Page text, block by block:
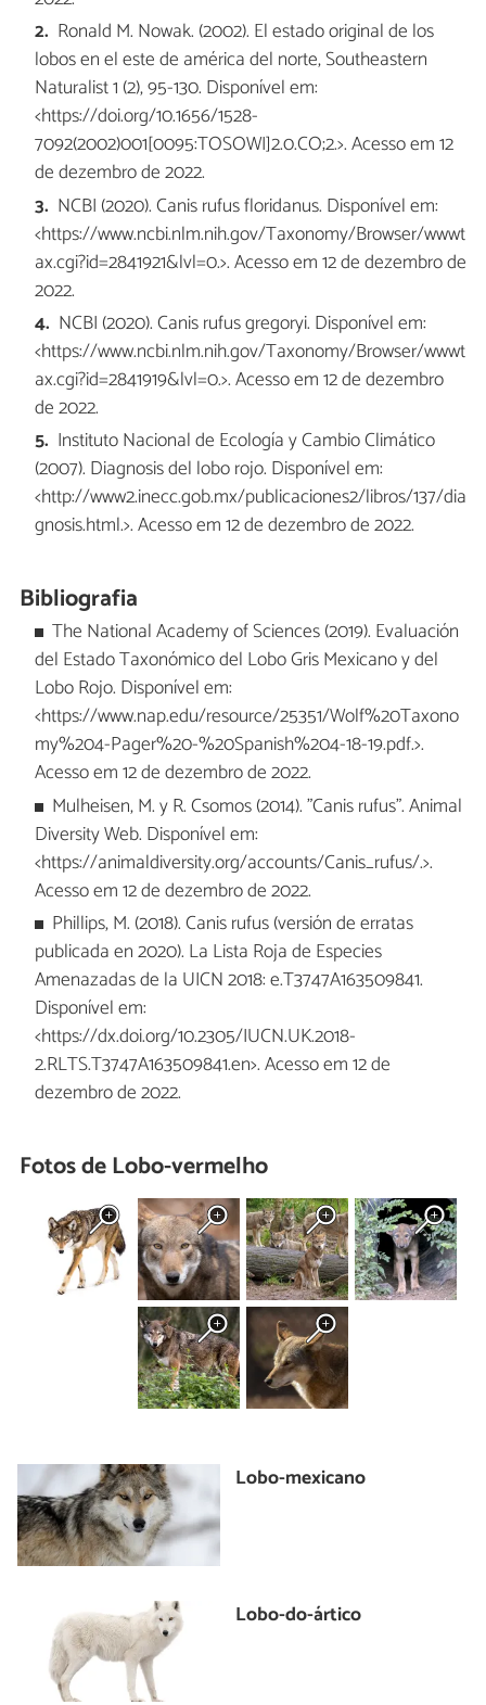
Ronald M. Nowak. (2002). El estado original de los
lobos en el este de américa del norte, Southeastern
Naturalist 1 (2), 95-130. Disponível em:
<https://doi.org/10.1656/1528-
7092(2002)001[0095:TOSOWI]2.0.CO;2.>. Acesso em 12
de dezembro de 2022.
NCBI (2020). Canis rufus floridanus. Disponível em:
<https://www.ncbi.nlm.nih.gov/Taxonomy/Browser/wwwt
ax.cgi?id=2841921&lvl=0.>. Acesso em 12 de dezembro de
2022.
NCBI (2020). Canis rufus gregoryi. Disponível em:
<https://www.ncbi.nlm.nih.gov/Taxonomy/Browser/wwwt
ax.cgi?id=2841919&lvl=0.>. Acesso em 12 de dezembro
de 2022.
Instituto Nacional de Ecología y Cambio Climático
(2007). Diagnosis del lobo rojo. Disponível em:
<http://www2.inecc.gob.mx/publicaciones2/libros/137/dia
gnosis.html.>. Acesso em 12 de dezembro de 2022.
Bibliografia
The National Academy of Sciences (2019). Evaluación
del Estado Taxonómico del Lobo Gris Mexicano y del
Lobo Rojo. Disponível em:
<https://www.nap.edu/resource/25351/Wolf%20Taxono
my%204-Pager%20-%20Spanish%204-18-19.pdf.>.
Acesso em 12 de dezembro de 2022.
Mulheisen, M. y R. Csomos (2014). "Canis rufus". Animal
Diversity Web. Disponível em:
<https://animaldiversity.org/accounts/Canis_rufus/.>.
Acesso em 12 de dezembro de 2022.
Phillips, M. (2018). Canis rufus (versión de erratas
publicada en 2020). La Lista Roja de Especies
Amenazadas de la UICN 2018: e.T3747A163509841.
Disponível em:
<https://dx.doi.org/10.2305/IUCN.UK.2018-
2.RLTS.T3747A163509841.en>. Acesso em 12 de
dezembro de 2022.
Fotos de Lobo-vermelho
Lobo-mexicano
Lobo-do-ártico